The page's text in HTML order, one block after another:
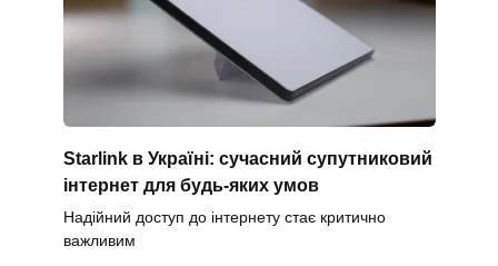
Starlink в Україні: сучасний супутниковий
інтернет для будь-яких умов
Надійний доступ до інтернету стає критично
важливим